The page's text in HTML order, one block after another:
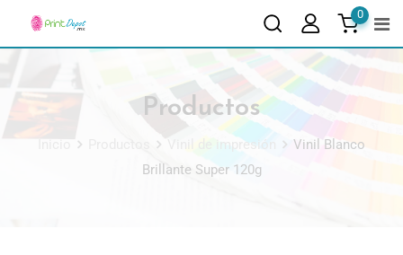
0
Productos
Vinil de impresión
Vinil Blanco
Brillante Super 120g